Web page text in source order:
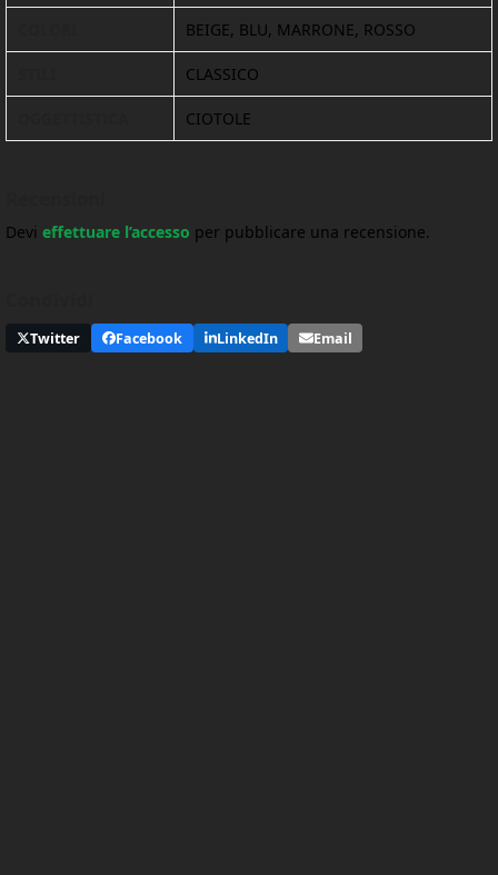
BEIGE, BLU, MARRONE, ROSSO
CLASSICO
CIOTOLE
Devi effettuare l’accesso per pubblicare una recensione.
Twitter Facebook LinkedIn Email